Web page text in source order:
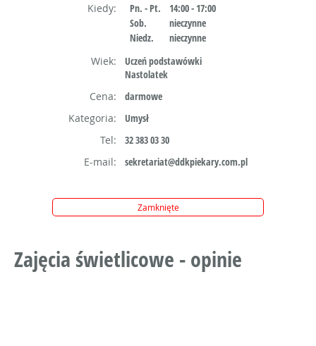
Kiedy:
Pn. - Pt.
14:00 - 17:00
Sob.
nieczynne
Niedz.
nieczynne
Wiek:
Uczeń podstawówki
Nastolatek
Cena:
darmowe
Kategoria:
Umysł
Tel:
32 383 03 30
E-mail:
sekretariat@ddkpiekary.com.pl
Zamknięte
Zajęcia świetlicowe - opinie